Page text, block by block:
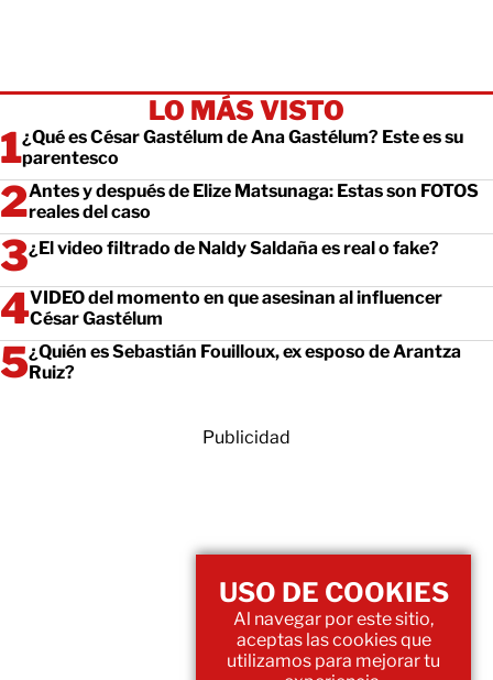
LO MÁS VISTO
¿Qué es César Gastélum de Ana Gastélum? Este es su
parentesco
Antes y después de Elize Matsunaga: Estas son FOTOS
reales del caso
¿El video filtrado de Naldy Saldaña es real o fake?
VIDEO del momento en que asesinan al influencer
César Gastélum
¿Quién es Sebastián Fouilloux, ex esposo de Arantza
Ruiz?
Publicidad
USO DE COOKIES
Al navegar por este sitio,
aceptas las cookies que
utilizamos para mejorar tu